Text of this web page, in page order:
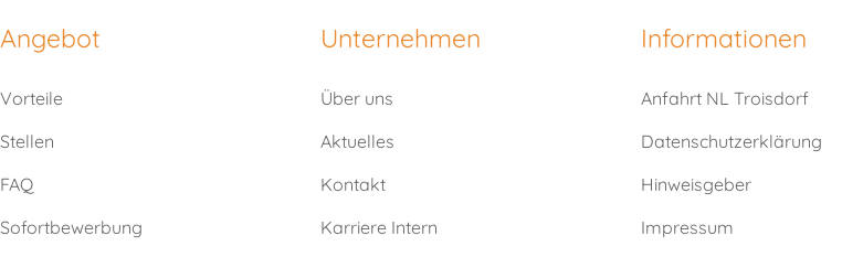
Angebot
Vorteile
Stellen
FAQ
Sofortbewerbung
Unternehmen
Über uns
Aktuelles
Kontakt
Karriere Intern
Informationen
Anfahrt NL Troisdorf
Datenschutzerklärung
Hinweisgeber
Impressum